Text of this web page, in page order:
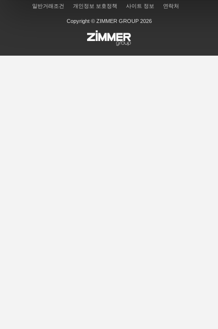
일반거래조건 개인정보 보호정책 사이트 정보 연락처
Copyright © ZIMMER GROUP 2026